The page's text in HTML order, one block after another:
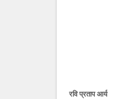
रवि प्रताप आर्य